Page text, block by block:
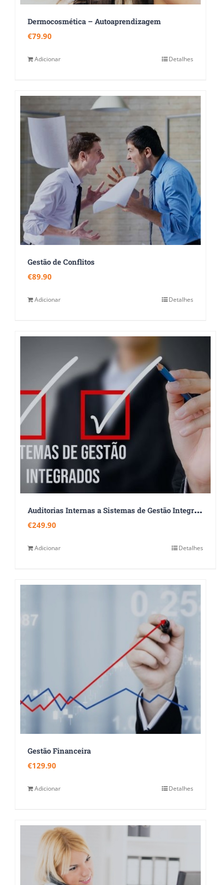
Dermocosmética – Autoaprendizagem
€79.90
Adicionar Detalhes
Gestão de Conflitos
€89.90
Adicionar Detalhes
A
uditorias Internas a Sistemas de Gestão Integrados – ISO 9001:2015, ISO 14001:2015 e ISO 45001:2018
€249.90
Adicionar Detalhes
Gestão Financeira
€129.90
Adicionar Detalhes